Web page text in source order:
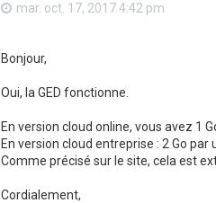
mar. oct. 17, 2017 4:42 pm
Bonjour,
Oui, la GED fonctionne.
En version cloud online, vous avez 1
En version cloud entreprise : 2 Go par
Comme précisé sur le site, cela est
Cordialement,